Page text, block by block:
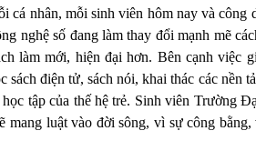
nhân, mỗi sinh viên hôm nay và công
nghệ số đang làm thay đổi mạnh mẽ
làm mới, hiện đại hơn. Bên cạnh việc
điện tử, sách nói, khai thác các nền
tập của thế hệ trẻ. Sinh viên Trường
luật vào đời sông, vì sự công